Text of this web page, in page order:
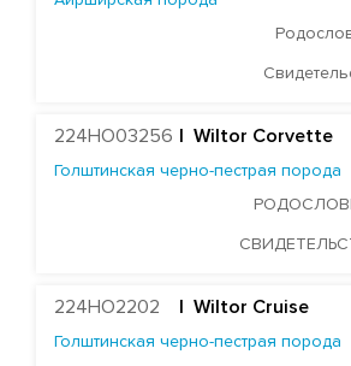
EDG DELTA-CHANCE-ET
MR WINGS FLYER-ET
DELICIOUS CHARL HARDBALL-ET
WINSTAR CRIM MERVEN-ET
MR SPRING NIGHTSKY-ET
MR RUBI-AGRONAUT 73287-ET
224HO03256 | Wiltor Corvette
Голштинская черно-пестрая порода
224HO2202 | Wiltor Cruise
Голштинская черно-пестрая порода